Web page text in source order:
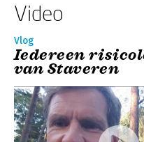
Video
Vlog
Iedereen
van Staveren